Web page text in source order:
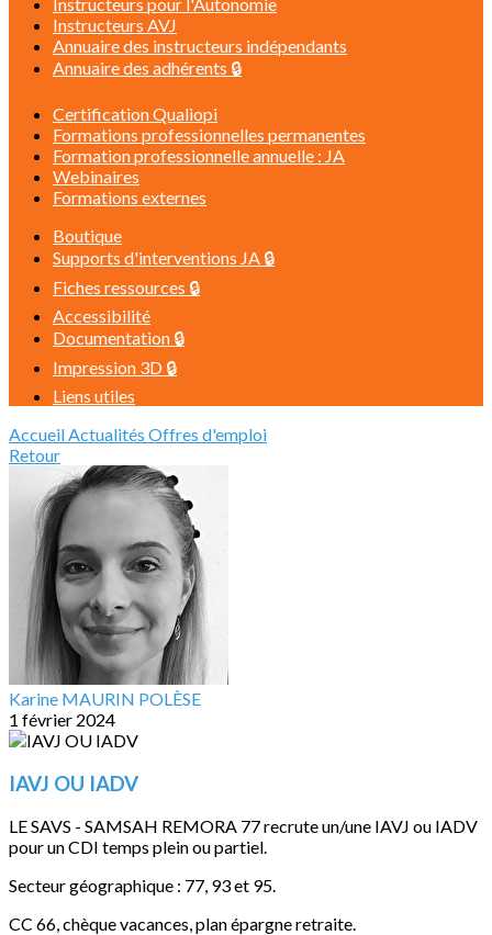
Instructeurs AVJ
Annuaire des instructeurs indépendants
Annuaire des adhérents 🔒
Certification Qualiopi
Formations professionnelles permanentes
Formation professionnelle annuelle : JA
Webinaires
Formations externes
Boutique
Supports d'interventions JA 🔒
Fiches ressources 🔒
Accessibilité
Documentation 🔒
Impression 3D 🔒
Liens utiles
AccueilActualités Offres d'emploi
Retour
Karine MAURIN POLÈSE
1 février 2024
IAVJ OU IADV
LE SAVS - SAMSAH REMORA 77 recrute un/une IAVJ ou IADV
pour un CDI temps plein ou partiel.
Secteur géographique : 77, 93 et 95.
CC 66, chèque vacances, plan épargne retraite.